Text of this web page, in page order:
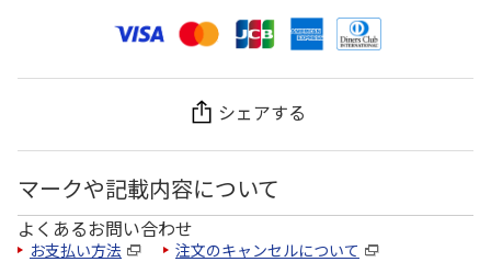
シェアする
マークや記載内容について
よくあるお問い合わせ
お支払い方法 注文のキャンセルについて